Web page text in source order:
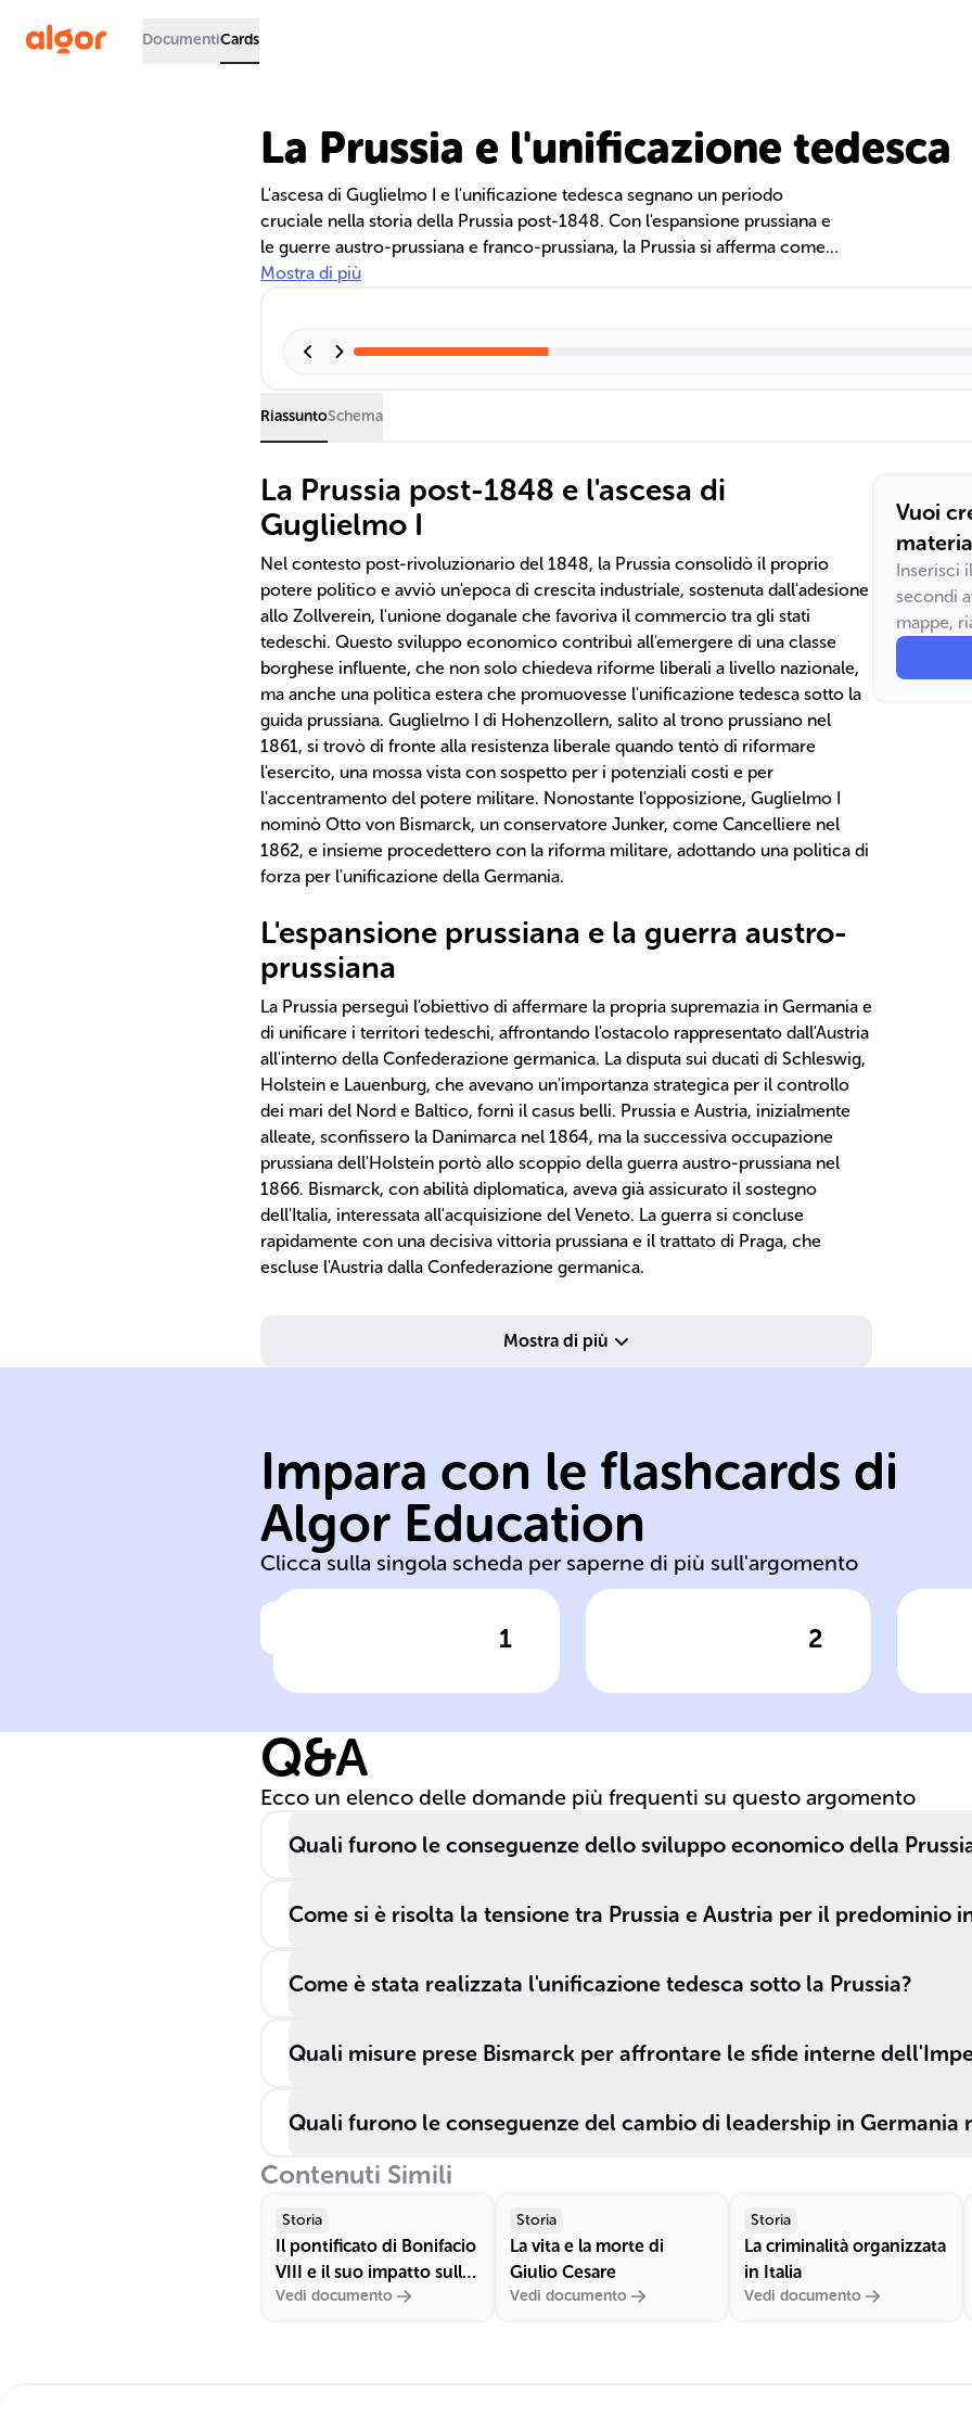
DocumentiCards
La Prussia e l'unificazione tedesca
L'ascesa di Guglielmo I e l'unificazione tedesca segnano un periodo
cruciale nella storia della Prussia post-1848. Con l'espansione prussiana e
le guerre austro-prussiana e franco-prussiana, la Prussia si afferma come
potenza dominante. Le riforme interne e la politica estera di Bismarck,
Guglielmo II.
Mostra di più
RiassuntoSchema
La Prussia post-1848 e l'ascesa di
Guglielmo I
Nel contesto post-rivoluzionario del 1848, la Prussia consolidò il proprio
potere politico e avviò un'epoca di crescita industriale, sostenuta dall'adesione
allo Zollverein, l'unione doganale che favoriva il commercio tra gli stati
tedeschi. Questo sviluppo economico contribuì all'emergere di una classe
borghese influente, che non solo chiedeva riforme liberali a livello nazionale,
ma anche una politica estera che promuovesse l'unificazione tedesca sotto la
guida prussiana. Guglielmo I di Hohenzollern, salito al trono prussiano nel
1861, si trovò di fronte alla resistenza liberale quando tentò di riformare
l'esercito, una mossa vista con sospetto per i potenziali costi e per
l'accentramento del potere militare. Nonostante l'opposizione, Guglielmo I
nominò Otto von Bismarck, un conservatore Junker, come Cancelliere nel
1862, e insieme procedettero con la riforma militare, adottando una politica di
forza per l'unificazione della Germania.
L'espansione prussiana e la guerra austro-
prussiana
La Prussia perseguì l'obiettivo di affermare la propria supremazia in Germania e
di unificare i territori tedeschi, affrontando l'ostacolo rappresentato dall'Austria
all'interno della Confederazione germanica. La disputa sui ducati di Schleswig,
Holstein e Lauenburg, che avevano un'importanza strategica per il controllo
dei mari del Nord e Baltico, fornì il casus belli. Prussia e Austria, inizialmente
alleate, sconfissero la Danimarca nel 1864, ma la successiva occupazione
prussiana dell'Holstein portò allo scoppio della guerra austro-prussiana nel
1866. Bismarck, con abilità diplomatica, aveva già assicurato il sostegno
dell'Italia, interessata all'acquisizione del Veneto. La guerra si concluse
rapidamente con una decisiva vittoria prussiana e il trattato di Praga, che
escluse l'Austria dalla Confederazione germanica.
Mostra di più
Vuoi
Inserisci
secondi
mappe,
Impara con le flashcards di
Algor Education
Clicca sulla singola scheda per saperne di più sull'argomento
1
______ iniziò un
crescita
industriale e si unì
allo ______,
favorendo il
stati tedeschi.
Clicca per vedere la risposta
Prussia Zollverein
2
resistenze,
conservatore, di
procedere con la
la politica di
unificazione della
Clicca per vedere la risposta
Otto Germania
Q&A
Ecco un elenco delle domande più frequenti su questo argomento
Quali furono le conseguenze dello sviluppo economico della
Come si è risolta la tensione tra Prussia e Austria per il predominio
Come è stata realizzata l'unificazione tedesca sotto la Prussia?
Quali misure prese Bismarck per affrontare le sfide interne
Quali furono le conseguenze del cambio di leadership in Germania
Contenuti Simili
Storia
Il pontificato di Bonifacio
VIII e il suo impatto sulla
storia del Papato
Vedi documento
Storia
La vita e la morte di
Giulio Cesare
Vedi documento
Storia
La criminalità organizzata
in Italia
Vedi documento